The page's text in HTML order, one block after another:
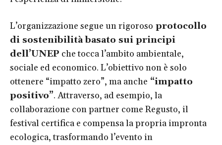
L’organizzazione segue un rigoroso protocollo
di sostenibilità basato sui principi
dell’UNEP che tocca l’ambito ambientale,
sociale ed economico. L’obiettivo non è solo
ottenere “impatto zero”, ma anche “impatto
positivo”. Attraverso, ad esempio, la
collaborazione con partner come Regusto, il
festival certifica e compensa la propria impronta
ecologica, trasformando l’evento in